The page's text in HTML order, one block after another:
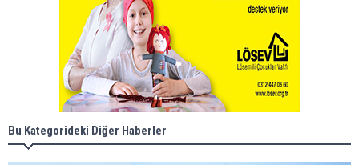
Bu Kategorideki Diğer Haberler